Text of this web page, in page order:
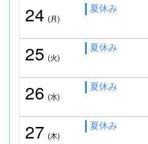
24 (月)
夏休み
25 (火)
夏休み
26 (水)
夏休み
27 (木)
夏休み